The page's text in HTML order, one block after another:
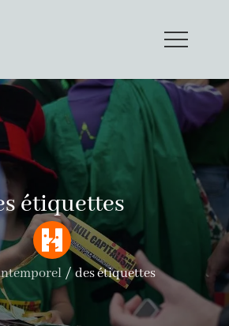
étiquettes
des étiquettes